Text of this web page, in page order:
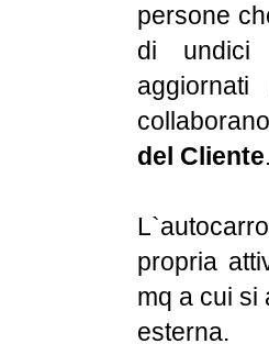
persone
di undici
del Cliente.
propria
mq a cui si
esterna.